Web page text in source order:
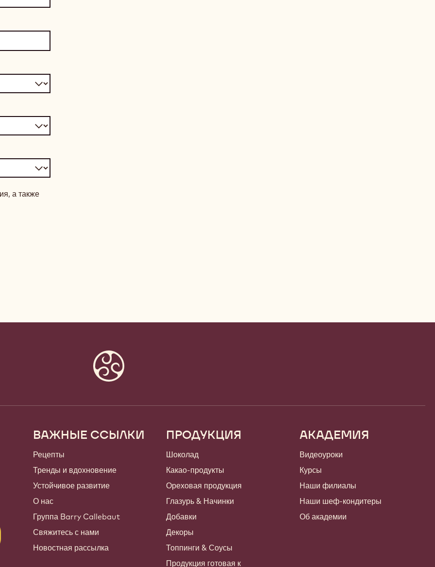
а также
Footer
Callebaut
ВАЖНЫЕ ССЫЛКИ
Рецепты
Тренды и вдохновение
Устойчивое развитие
О нас
Группа Barry Callebaut
Свяжитесь с нами
Новостная рассылка
ПРОДУКЦИЯ
Шоколад
Какао-продукты
Ореховая продукция
Глазурь & Начинки
Добавки
Декоры
Топпинги & Соусы
Продукция готовая к
АКАДЕМИЯ
Видеоуроки
Курсы
Наши филиалы
Наши шеф-кондитеры
Об академии